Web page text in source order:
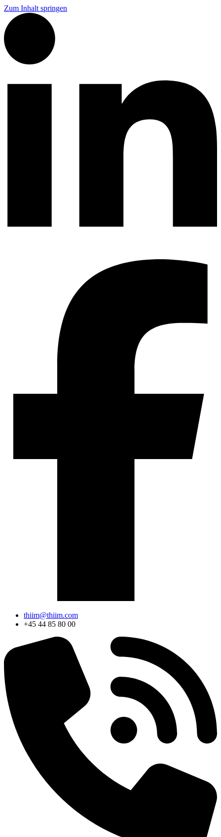
Zum Inhalt springen
thiim@thiim.com
+45 44 85 80 00